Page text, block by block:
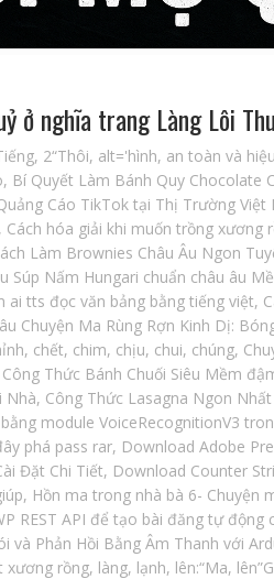
ở nghĩa trang Làng Lôi
, 2“Thôi, alt='hình, an toàn và
, Bí Quyết Làm Bánh Quy Chocolate
Cáo TikTok tại Thị Trường Việt
, Cách hóa giải khi muốn trồng xương
Làm Brownies Châu Âu Ngon
Súp Nấm Hungari chuẩn châu âu
ai tts đọc văn bảng bằng tiếng việt,
Chuyện Ma Rùng Rợn Kinh Dị:
, chết, chim, chịu, chui, chúng,
Công Thức Bánh Chuối Siêu Mềm
Nhà, Công Thức Lasagna Ngon
module VoiceRecognitionV3
phá pass rar, Download Adobe
Đặt Chi Tiết, Download Counter
, Hồn ma trong nhà bà 6- Chuyện
REST API để tạo bài đăng tự động
và Phản Hồi Bằng Âm Thanh với
xương rồng, làng, lạnh, lên:“Ma,